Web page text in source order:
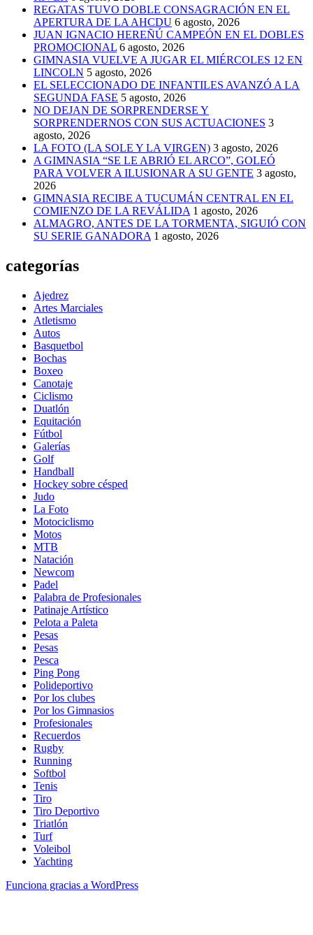
REGATAS TUVO DOBLE CONSAGRACIÓN EN EL
APERTURA DE LA AHCDU 6 agosto, 2026
JUAN IGNACIO HEREÑÚ CAMPEÓN EN EL DOBLES
PROMOCIONAL 6 agosto, 2026
GIMNASIA VUELVE A JUGAR EL MIÉRCOLES 12 EN
LINCOLN 5 agosto, 2026
EL SELECCIONADO DE INFANTILES AVANZÓ A LA
SEGUNDA FASE 5 agosto, 2026
NO DEJAN DE SORPRENDERSE Y
SORPRENDERNOS CON SUS ACTUACIONES 3
agosto, 2026
LA FOTO (LA SOLE Y LA VIRGEN) 3 agosto, 2026
A GIMNASIA “SE LE ABRIÓ EL ARCO”, GOLEÓ
PARA VOLVER A ILUSIONAR A SU GENTE 3 agosto,
2026
GIMNASIA RECIBE A TUCUMÁN CENTRAL EN EL
COMIENZO DE LA REVÁLIDA 1 agosto, 2026
ALMAGRO, ANTES DE LA TORMENTA, SIGUIÓ CON
SU SERIE GANADORA 1 agosto, 2026
categorías
Ajedrez
Artes Marciales
Atletismo
Autos
Basquetbol
Bochas
Boxeo
Canotaje
Ciclismo
Duatlón
Equitación
Fútbol
Galerías
Golf
Handball
Hockey sobre césped
Judo
La Foto
Motociclismo
Motos
MTB
Natación
Newcom
Padel
Palabra de Profesionales
Patinaje Artístico
Pelota a Paleta
Pesas
Pesas
Pesca
Ping Pong
Polideportivo
Por los clubes
Por los Gimnasios
Profesionales
Recuerdos
Rugby
Running
Softbol
Tenis
Tiro
Tiro Deportivo
Triatlón
Turf
Voleibol
Yachting
Funciona gracias a WordPress